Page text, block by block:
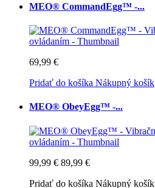
MEO® CommandEgg™ -...
69,99 €
Pridať do košíka Nákupný košík
MEO® ObeyEgg™ -...
99,99 € 89,99 €
Pridať do košíka Nákupný košík